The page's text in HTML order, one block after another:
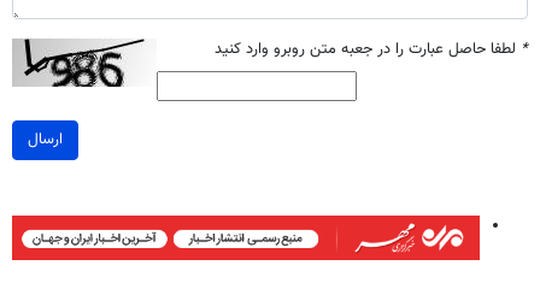
* لطفا حاصل عبارت را در جعبه متن روبرو وارد کنید
ارسال